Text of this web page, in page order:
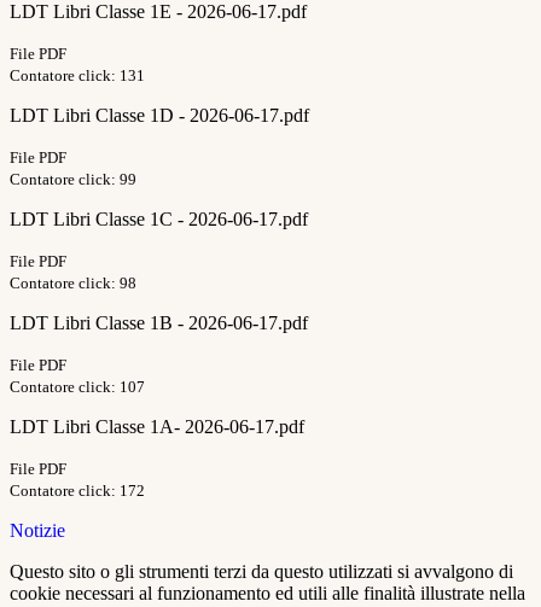
LDT Libri Classe 1E - 2026-06-17.pdf
File PDF
Contatore click: 131
LDT Libri Classe 1D - 2026-06-17.pdf
File PDF
Contatore click: 99
LDT Libri Classe 1C - 2026-06-17.pdf
File PDF
Contatore click: 98
LDT Libri Classe 1B - 2026-06-17.pdf
File PDF
Contatore click: 107
LDT Libri Classe 1A- 2026-06-17.pdf
File PDF
Contatore click: 172
Notizie
Questo sito o gli strumenti terzi da questo utilizzati si avvalgono di
cookie necessari al funzionamento ed utili alle finalità illustrate nella